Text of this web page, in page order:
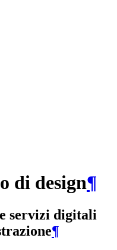
di design¶
servizi digitali
¶